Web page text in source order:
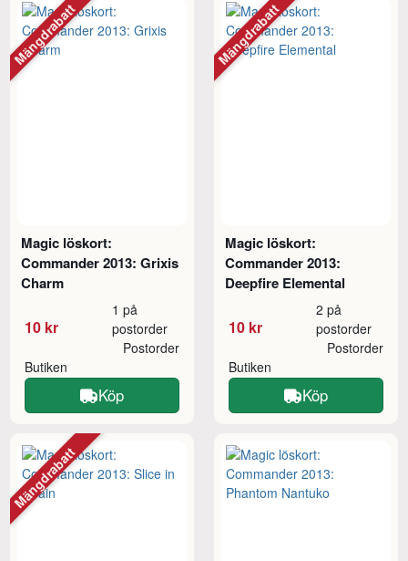
Magic löskort:
Commander 2013: Grixis
Charm
10 kr
1 på
postorder
Butiken
Postorder
Köp
Mängdrabatt
Magic löskort:
Commander 2013:
Deepfire Elemental
10 kr
2 på
postorder
Butiken
Postorder
Köp
Mängdrabatt
Mängdrabatt